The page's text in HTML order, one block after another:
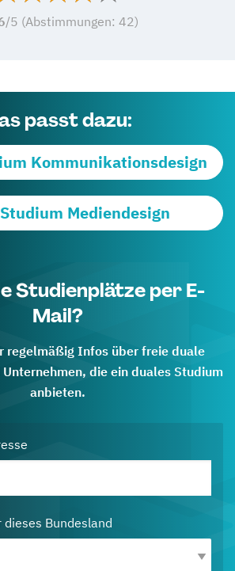
/5 (Abstimmungen: 42)
passt dazu:
Kommunikationsdesign
Mediendesign
Studienplätze per E-
Mail?
regelmäßig Infos über freie duale
die ein duales Studium
anbieten.
Bundesland